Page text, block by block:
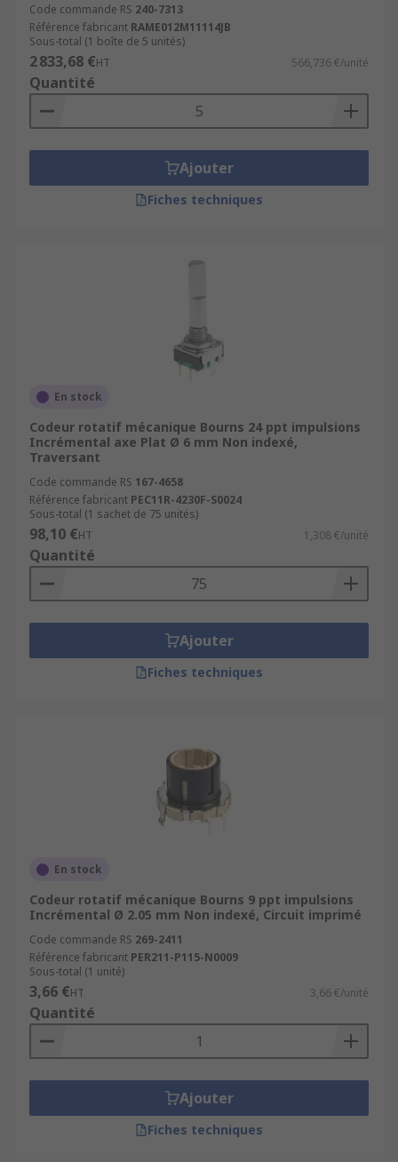
Code commande RS 240-7313
Référence fabricant RAME012M11114JB
Sous-total (1 boîte de 5 unités)
2 833,68 €HT 566,736 €/unité
Quantité
Ajouter
Fiches techniques
En stock
Codeur rotatif mécanique Bourns 24 ppt impulsions
Incrémental axe Plat Ø 6 mm Non indexé,
Traversant
Code commande RS 167-4658
Référence fabricant PEC11R-4230F-S0024
Sous-total (1 sachet de 75 unités)
98,10 €HT 1,308 €/unité
Quantité
Ajouter
Fiches techniques
En stock
Codeur rotatif mécanique Bourns 9 ppt impulsions
Incrémental Ø 2.05 mm Non indexé, Circuit imprimé
Code commande RS 269-2411
Référence fabricant PER211-P115-N0009
Sous-total (1 unité)
3,66 €HT 3,66 €/unité
Quantité
Ajouter
Fiches techniques